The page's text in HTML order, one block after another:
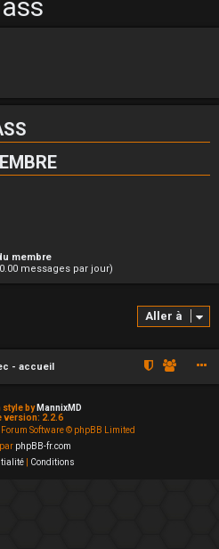
membre
messages par jour)
Aller à
- accueil
style by MannixMD
version: 2.2.6
Software © phpBB Limited
phpBB-fr.com
Conditions